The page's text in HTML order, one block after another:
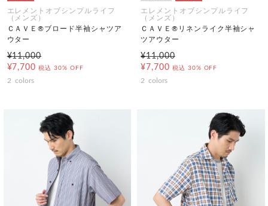
エレメントオブシンプルライフ
（メンズ）
ＣＡＶＥ®ブロード半袖シャツア
ウター
¥11,000
¥7,700 税込 30% OFF
2 colors
エレメントオブシンプルライフ
（メンズ）
ＣＡＶＥ®リネンライク半袖シャ
ツアウター
¥11,000
¥7,700 税込 30% OFF
2 colors